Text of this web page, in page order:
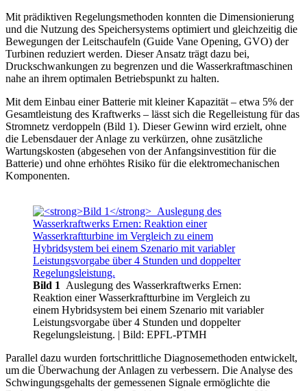
Mit prädiktiven Regelungsmethoden konnten die Dimensionierung
und die Nutzung des Speichersystems optimiert und gleichzeitig die
Bewegungen der Leitschaufeln (Guide Vane Opening, GVO) der
Turbinen reduziert werden. Dieser Ansatz trägt dazu bei,
Druckschwankungen zu begrenzen und die Wasserkraftmaschinen
nahe an ihrem optimalen Betriebspunkt zu halten.
Mit dem Einbau einer Batterie mit kleiner Kapazität – etwa 5% der
Gesamtleistung des Kraftwerks – lässt sich die Regelleistung für das
Stromnetz verdoppeln (Bild 1). Dieser Gewinn wird erzielt, ohne
die Lebensdauer der Anlage zu verkürzen, ohne zusätzliche
Wartungskosten (abgesehen von der Anfangsinvestition für die
Batterie) und ohne erhöhtes Risiko für die elektromechanischen
Komponenten.
Bild 1
Auslegung des Wasserkraftwerks Ernen:
Reaktion einer Wasserkraftturbine im Vergleich zu
einem Hybridsystem bei einem Szenario mit variabler
Leistungsvorgabe über 4 Stunden und doppelter
Regelungsleistung. | Bild: EPFL-PTMH
Parallel dazu wurden fortschrittliche Diagnosemethoden entwickelt,
um die Überwachung der Anlagen zu verbessern. Die Analyse des
Schwingungsgehalts der gemessenen Signale ermöglichte die